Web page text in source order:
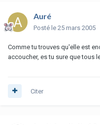
Auré
Posté le 25 mars 2005
Comme tu trouves qu'elle est
accoucher, es tu sure que tous
Citer